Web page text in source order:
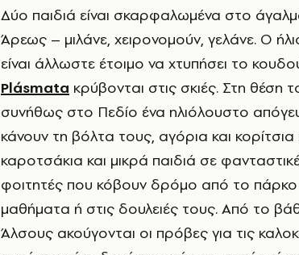
Δύο παιδιά είναι σκαρφαλωμένα στο άγαλμα του Κωνσταντίνου στο Πεδίον του
Άρεως – μιλάνε, χειρονομούν, γελάνε. Ο
είναι άλλωστε έτοιμο να χτυπήσει το
Plásmata κρύβονται στις σκιές. Στη θέση
συνήθως στο Πεδίο ένα ηλιόλουστο
κάνουν τη βόλτα τους, αγόρια και
καροτσάκια και μικρά παιδιά σε
φοιτητές που κόβουν δρόμο από το πάρκο
μαθήματα ή στις δουλειές τους. Από το
Άλσους ακούγονται οι πρόβες για τις